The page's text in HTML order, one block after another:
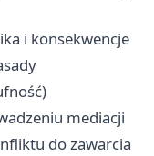
i konsekwencje
mediacji
do zawarcia